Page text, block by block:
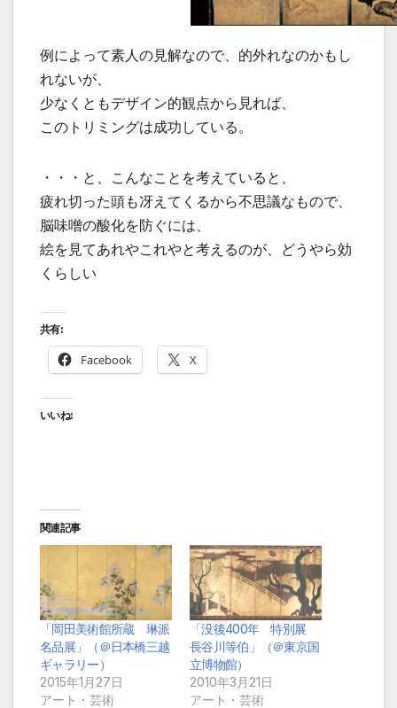
例によって素人の見解なので、的外れなのかもし
れないが、
少なくともデザイン的観点から見れば、
このトリミングは成功している。
・・・と、こんなことを考えていると、
疲れ切った頭も冴えてくるから不思議なもので、
脳味噌の酸化を防ぐには、
絵を見てあれやこれやと考えるのが、どうやら効
くらしい
共有:
Facebook X
いいね:
関連記事
「岡田美術館所蔵 琳派
名品展」（＠日本橋三越
ギャラリー）
2015年1月27日
アート・芸術
「没後400年 特別展
長谷川等伯」（＠東京国
立博物館）
2010年3月21日
アート・芸術